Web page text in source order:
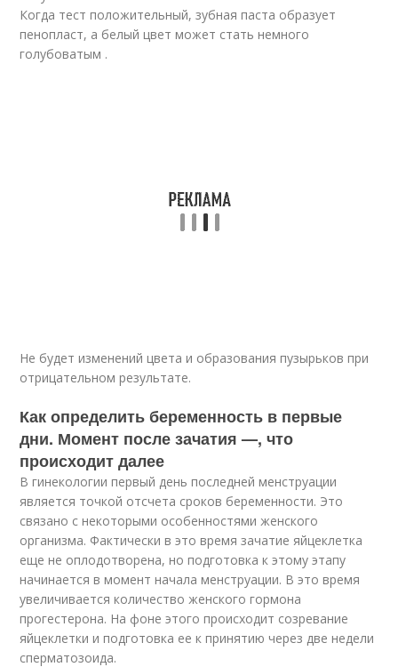
Когда тест положительный, зубная паста образует
пенопласт, а белый цвет может стать немного
голубоватым .
Не будет изменений цвета и образования пузырьков при
отрицательном результате.
Как определить беременность в первые
дни. Момент после зачатия —, что
происходит далее
В гинекологии первый день последней менструации
является точкой отсчета сроков беременности. Это
связано с некоторыми особенностями женского
организма. Фактически в это время зачатие яйцеклетка
еще не оплодотворена, но подготовка к этому этапу
начинается в момент начала менструации. В это время
увеличивается количество женского гормона
прогестерона. На фоне этого происходит созревание
яйцеклетки и подготовка ее к принятию через две недели
сперматозоида.